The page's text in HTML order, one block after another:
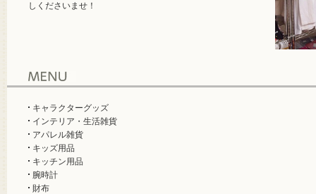
しくださいませ！
キャラクターグッズ
インテリア・生活雑貨
アパレル雑貨
キッズ用品
キッチン用品
腕時計
財布